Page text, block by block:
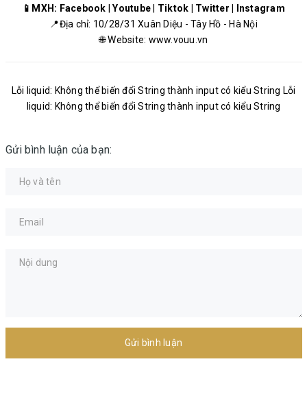
📱MXH: Facebook |Youtube| Tiktok | Twitter | Instagram
📍Địa chỉ: 10/28/31 Xuân Diệu - Tây Hồ - Hà Nội
🌐 Website: www.vouu.vn
Lỗi liquid: Không thể biến đổi String thành input có kiểu String Lỗi
liquid: Không thể biến đổi String thành input có kiểu String
Gửi bình luận của bạn:
Gửi bình luận